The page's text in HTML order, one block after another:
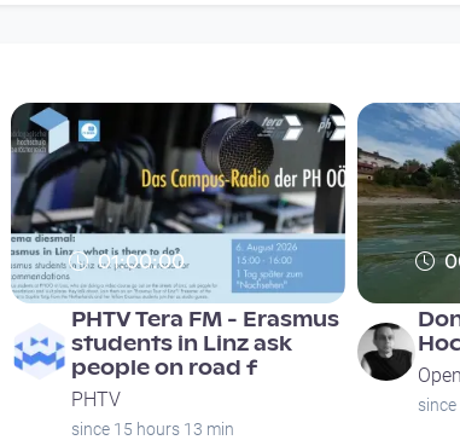
01:00:00
PHTV Tera FM - Erasmus
students in Linz ask
people on road f
PHTV
since 15 hours 13 min